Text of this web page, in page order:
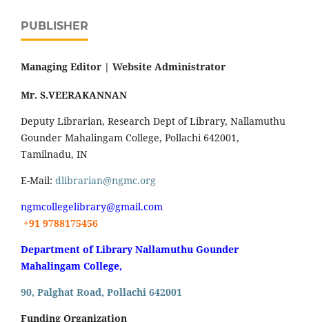
PUBLISHER
Managing Editor | Website Administrator
Mr. S.VEERAKANNAN
Deputy Librarian, Research Dept of Library, Nallamuthu
Gounder Mahalingam College, Pollachi 642001,
Tamilnadu, IN
E-Mail: dlibrarian@ngmc.org
ngmcollegelibrary@gmail.com
+91 9788175456
Department of Library Nallamuthu Gounder
Mahalingam College,
90, Palghat Road, Pollachi 642001
Funding Organization